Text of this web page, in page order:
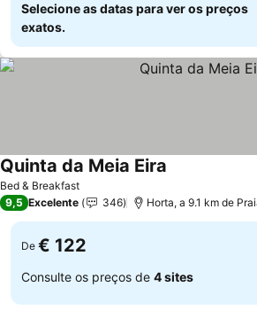
Selecione as datas para ver os preços
exatos.
Bed & Breakfast
Quinta da Meia Eira
9,5 Excelente 346 Horta, a 9.1 km de
De € 122
Consulte os preços de 4 sites